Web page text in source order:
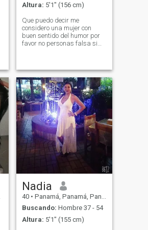
Altura: 5'1" (156 cm)
Que puedo decir me
considero una mujer con
buen sentido del humor por
favor no personas falsa si
exigen apariencia como si en
realidad es lo que vale más
eso es vanidad soy una
mujer sencilla todo está en
conocerse.🤗 Creo que los
hombre en esta app son
temerosos al escribir una
salida ellos no , bueno no
todas las mujeres somos
iguales y creo q no todos los
hombre son iguales de. Falso
como hay muchas mujeres
quiera saludar o responderé
por lo menos soy educada😅
Nadia
40 • Panamá, Panamá, Panamá
Buscando: Hombre 37 - 54
Altura: 5'1" (155 cm)